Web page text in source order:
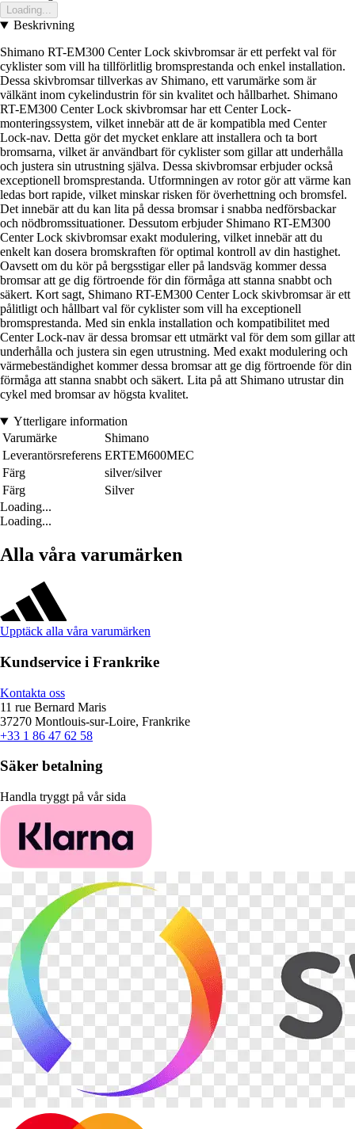
Loading...
Beskrivning
Shimano RT-EM300 Center Lock skivbromsar är ett perfekt val för
cyklister som vill ha tillförlitlig bromsprestanda och enkel installation.
Dessa skivbromsar tillverkas av Shimano, ett varumärke som är
välkänt inom cykelindustrin för sin kvalitet och hållbarhet. Shimano
RT-EM300 Center Lock skivbromsar har ett Center Lock-
monteringssystem, vilket innebär att de är kompatibla med Center
Lock-nav. Detta gör det mycket enklare att installera och ta bort
bromsarna, vilket är användbart för cyklister som gillar att underhålla
och justera sin utrustning själva. Dessa skivbromsar erbjuder också
exceptionell bromsprestanda. Utformningen av rotor gör att värme kan
ledas bort rapide, vilket minskar risken för överhettning och bromsfel.
Det innebär att du kan lita på dessa bromsar i snabba nedförsbackar
och nödbromssituationer. Dessutom erbjuder Shimano RT-EM300
Center Lock skivbromsar exakt modulering, vilket innebär att du
enkelt kan dosera bromskraften för optimal kontroll av din hastighet.
Oavsett om du kör på bergsstigar eller på landsväg kommer dessa
bromsar att ge dig förtroende för din förmåga att stanna snabbt och
säkert. Kort sagt, Shimano RT-EM300 Center Lock skivbromsar är ett
pålitligt och hållbart val för cyklister som vill ha exceptionell
bromsprestanda. Med sin enkla installation och kompatibilitet med
Center Lock-nav är dessa bromsar ett utmärkt val för dem som gillar att
underhålla och justera sin egen utrustning. Med exakt modulering och
värmebeständighet kommer dessa bromsar att ge dig förtroende för din
förmåga att stanna snabbt och säkert. Lita på att Shimano utrustar din
cykel med bromsar av högsta kvalitet.
Ytterligare information
Varumärke
Shimano
Leverantörsreferens ERTEM600MEC
Färg
silver/silver
Färg
Silver
Loading...
Loading...
Alla våra varumärken
Upptäck alla våra varumärken
Kundservice i Frankrike
Kontakta oss
11 rue Bernard Maris
37270 Montlouis-sur-Loire, Frankrike
+33 1 86 47 62 58
Säker betalning
Handla tryggt på vår sida